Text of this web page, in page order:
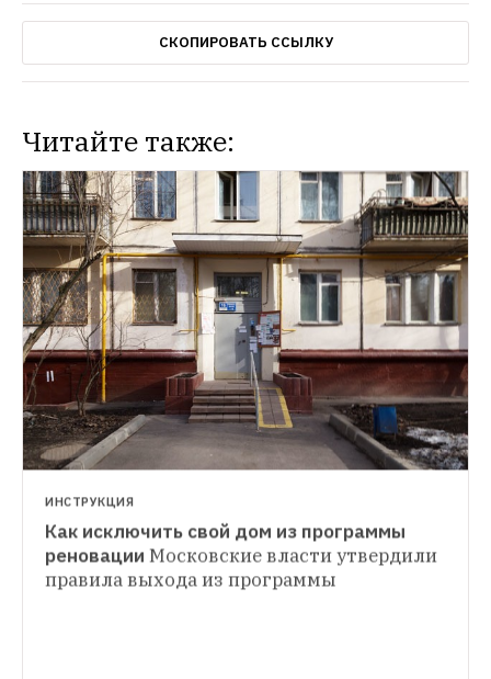
СКОПИРОВАТЬ ССЫЛКУ
Читайте также:
ЕСТЬ ВОПРОС
Где будут жить первые переселенцы
реновацииСергей Собянин назвал адреса,
ИНСТРУКЦИЯ
Как исключить свой дом из программы
реновации Московские власти утвердили
правила выхода из программы